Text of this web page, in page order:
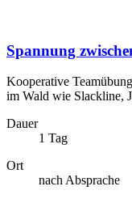
Spannung
Kooperative
im Wald wie Slackline,
Dauer
1 Tag
Ort
nach Absprache